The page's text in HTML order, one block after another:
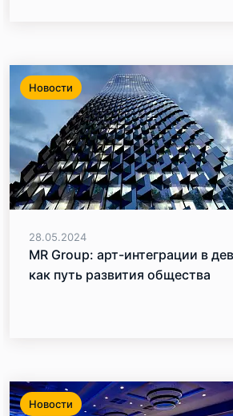
Новости
28.05.2024
MR Group: арт-интеграции в
как путь развития общества
Новости